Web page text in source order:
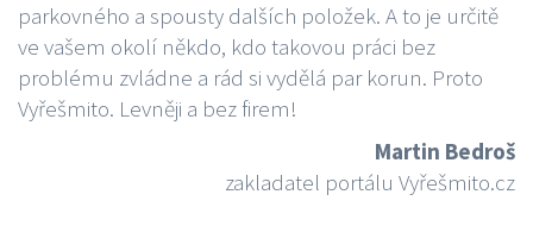
parkovného a spousty dalších položek. A to je určitě
ve vašem okolí někdo, kdo takovou práci bez
problému zvládne a rád si vydělá par korun. Proto
Vyřešmito. Levněji a bez firem!
Martin Bedroš
zakladatel portálu Vyřešmito.cz